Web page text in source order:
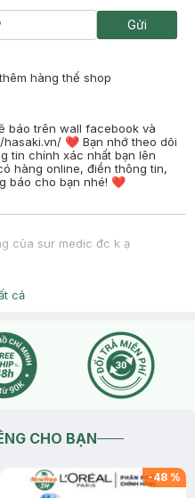
Gửi
hàng thế shop
báo trên wall facebook và
hasaki.vn/ ❤ Bạn nhớ theo dõi
tin chính xác nhất bạn lên
hàng online, điền thông tin,
báo cho bạn nhé! ❤
của sur medic đc k ạ
kết hợp được nhé
cả
CHO BẠN
-48 %